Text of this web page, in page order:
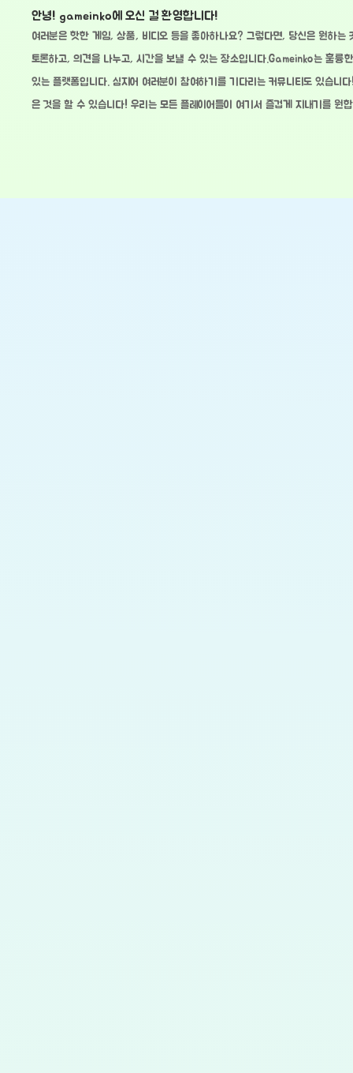
안녕! gameinko에 오신 걸 환영합니다!
여러분은 핫한 게임, 상품, 비디오 등을 좋아하나요? 그렇다면, 당신은 원하는
토론하고, 의견을 나누고, 시간을 보낼 수 있는 장소입니다.Gameinko는 훌륭
있는 플랫폼입니다. 심지어 여러분이 참여하기를 기다리는 커뮤니티도 있습
은 것을 할 수 있습니다! 우리는 모든 플레이어들이 여기서 즐겁게 지내기를 원